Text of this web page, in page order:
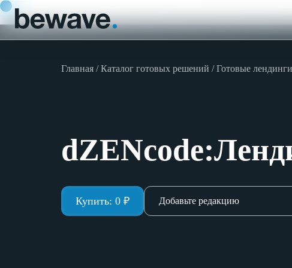
Главная Каталог готовых решений Готовые лендинги
Купить: 0 ₽ Добавьте редакцию